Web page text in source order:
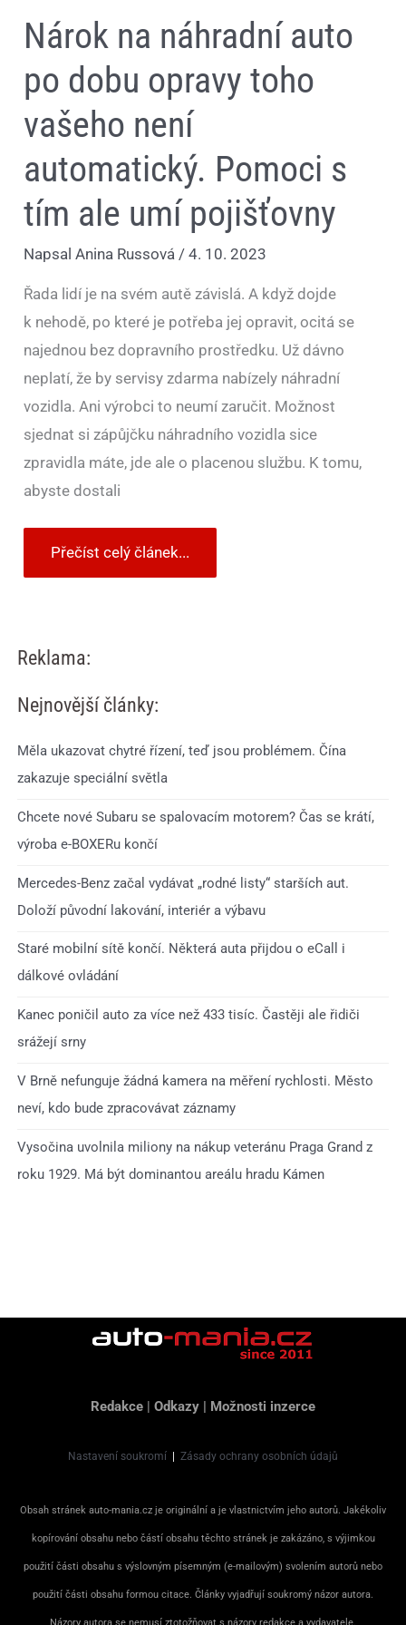
Nárok na náhradní auto
po dobu opravy toho
vašeho není
automatický. Pomoci s
tím ale umí pojišťovny
NapsalAnina Russová /4. 10. 2023
Řada lidí je na svém autě závislá. A když dojde
k nehodě, po které je potřeba jej opravit, ocitá se
najednou bez dopravního prostředku. Už dávno
neplatí, že by servisy zdarma nabízely náhradní
vozidla. Ani výrobci to neumí zaručit. Možnost
sjednat si zápůjčku náhradního vozidla sice
zpravidla máte, jde ale o placenou službu. K tomu,
abyste dostali
Přečíst celý článek...
Reklama:
Nejnovější články:
Měla ukazovat chytré řízení, teď jsou problémem. Čína
zakazuje speciální světla
Chcete nové Subaru se spalovacím motorem? Čas se krátí,
výroba e-BOXERu končí
Mercedes-Benz začal vydávat „rodné listy“ starších aut.
Doloží původní lakování, interiér a výbavu
Staré mobilní sítě končí. Některá auta přijdou o eCall i
dálkové ovládání
Kanec poničil auto za více než 433 tisíc. Častěji ale řidiči
srážejí srny
V Brně nefunguje žádná kamera na měření rychlosti. Město
neví, kdo bude zpracovávat záznamy
Vysočina uvolnila miliony na nákup veteránu Praga Grand z
roku 1929. Má být dominantou areálu hradu Kámen
Redakce | Odkazy | Možnosti inzerce
Nastavení soukromí Zásady ochrany osobních údajů
Obsah stránek auto-mania.cz je originální a je vlastnictvím jeho autorů. Jakékoliv
kopírování obsahu nebo částí obsahu těchto stránek je zakázáno, s výjimkou
použití části obsahu s výslovným písemným (e-mailovým) svolením autorů nebo
použití části obsahu formou citace. Články vyjadřují soukromý názor autora.